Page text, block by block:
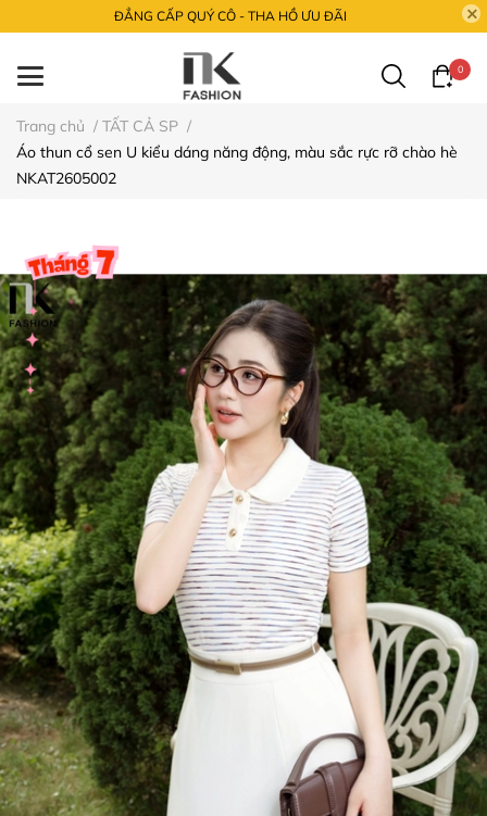
ĐẲNG CẤP QUÝ CÔ - THA HỒ ƯU ĐÃI
0
Trang chủ / TẤT CẢ SP /
Áo thun cổ sen U kiểu dáng năng động, màu sắc rực rỡ chào hè
NKAT2605002